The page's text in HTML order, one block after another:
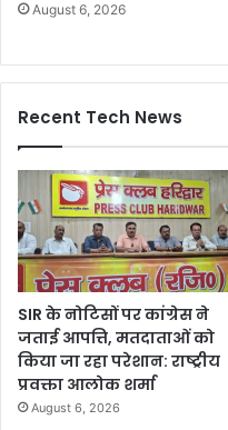
August 6, 2026
Recent Tech News
SIR के नोटिसों पर कांग्रेस ने
जताई आपत्ति, मतदाताओं को
किया जा रहा परेशान: राष्ट्रीय
प्रवक्ता आलोक शर्मा
August 6, 2026